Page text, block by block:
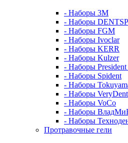
- Наборы 3М
- Наборы
- Наборы FGM
- Наборы Ivoclar
- Наборы KERR
- Наборы Kulzer
- Наборы
- Наборы Spident
- Наборы
- Наборы VeryDent
- Наборы VoCo
- Наборы
- Наборы
Протравочные гели